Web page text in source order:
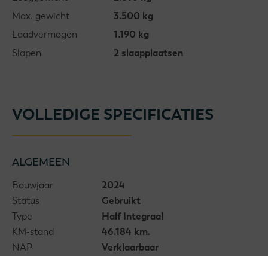
Max. gewicht
3.500 kg
Laadvermogen
1.190 kg
Slapen
2 slaapplaatsen
VOLLEDIGE SPECIFICATIES
ALGEMEEN
Bouwjaar
2024
Status
Gebruikt
Type
Half Integraal
KM-stand
46.184 km.
NAP
Verklaarbaar